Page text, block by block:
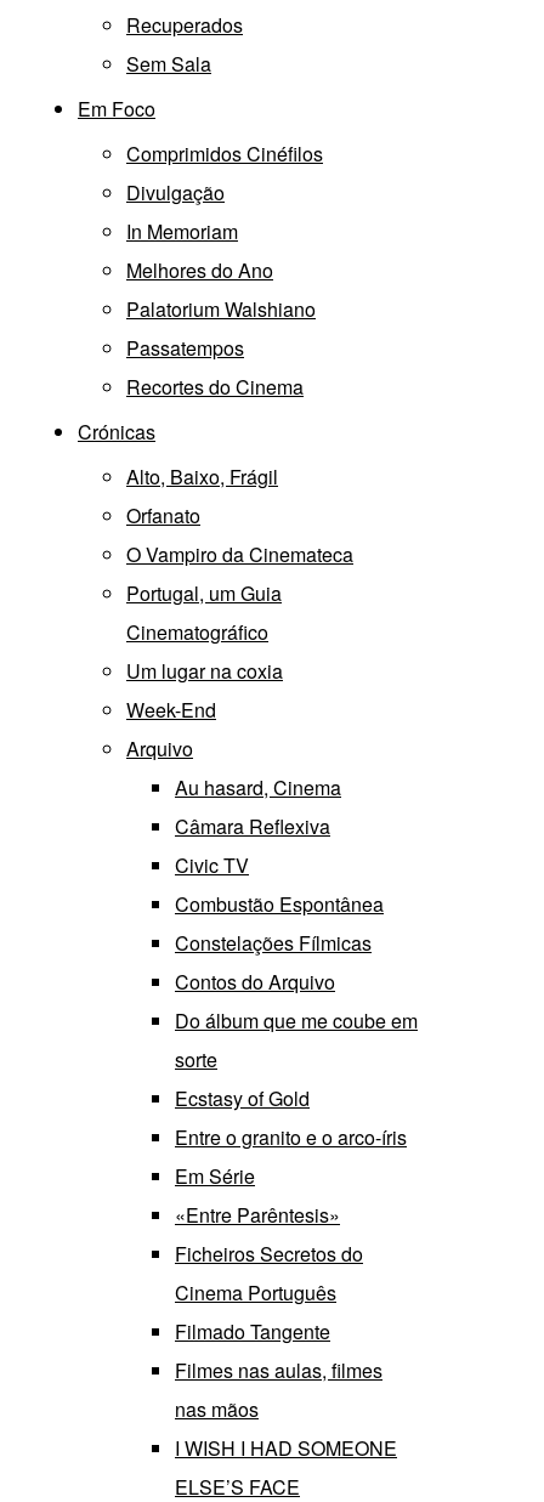
Recuperados
Sem Sala
Em Foco
Comprimidos Cinéfilos
Divulgação
In Memoriam
Melhores do Ano
Palatorium Walshiano
Passatempos
Recortes do Cinema
Crónicas
Alto, Baixo, Frágil
Orfanato
O Vampiro da Cinemateca
Portugal, um Guia
Cinematográfico
Um lugar na coxia
Week-End
Arquivo
Au hasard, Cinema
Câmara Reflexiva
Civic TV
Combustão Espontânea
Constelações Fílmicas
Contos do Arquivo
Do álbum que me coube em
sorte
Ecstasy of Gold
Entre o granito e o arco-íris
Em Série
«Entre Parêntesis»
Ficheiros Secretos do
Cinema Português
Filmado Tangente
Filmes nas aulas, filmes
nas mãos
I WISH I HAD SOMEONE
ELSE’S FACE